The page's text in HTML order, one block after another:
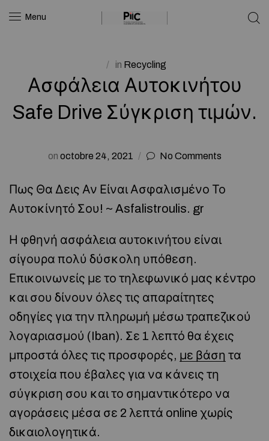
Menu
in Recycling
Ασφάλεια Αυτοκινήτου
Safe Drive Σύγκριση τιμών.
on octobre 24, 2021 No Comments
Πως Θα Δεις Αν Είναι Ασφαλισμένο Το
Αυτοκίνητό Σου! ~ Asfalistroulis. gr
Η φθηνή ασφάλεια αυτοκινήτου είναι
σίγουρα πολύ δύσκολη υπόθεση.
Επικοινωνείς με το τηλεφωνικό μας κέντρο
και σου δίνουν όλες τις απαραίτητες
οδηγίες για την πληρωμή μέσω τραπεζικού
λογαριασμού (Iban). Σε 1 λεπτό θα έχεις
μπροστά όλες τις προσφορές, με βάση τα
στοιχεία που έβαλες για να κάνεις τη
σύγκριση σου και το σημαντικότερο να
αγοράσεις μέσα σε 2 λεπτά online χωρίς
δικαιολογητικά.